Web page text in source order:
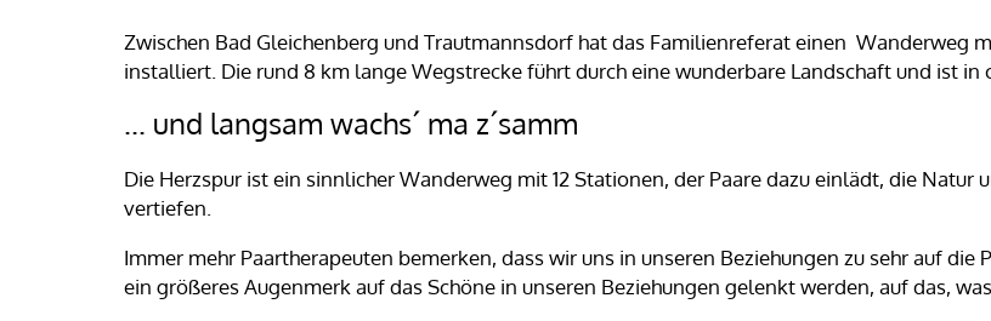
Zwischen Bad Gleichenberg und Trautmannsdorf hat das Familienreferat einen Wanderweg
installiert. Die rund 8 km lange Wegstrecke führt durch eine wunderbare Landschaft und ist in
... und langsam wachs´ ma z´samm
Die Herzspur ist ein sinnlicher Wanderweg mit 12 Stationen, der Paare dazu einlädt, die Natur
vertiefen.
Immer mehr Paartherapeuten bemerken, dass wir uns in unseren Beziehungen zu sehr auf
ein größeres Augenmerk auf das Schöne in unseren Beziehungen gelenkt werden, auf das,